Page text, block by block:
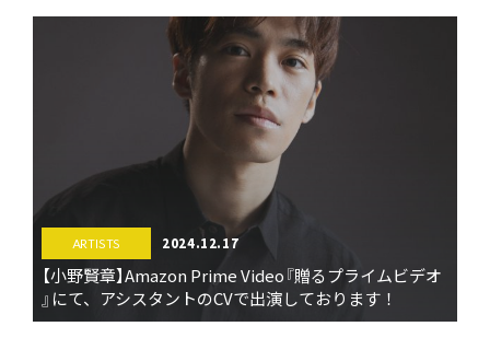
ARTISTS 2024.12.17
【小野賢章】Amazon Prime Video『贈るプライムビデオ
』にて、アシスタントのCVで出演しております！